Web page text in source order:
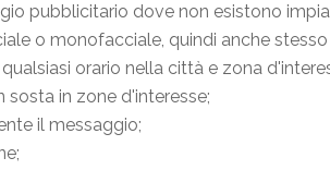
pubblicitario dove non esistono
o monofacciale, quindi anche
orario nella città e zona
sosta in zone d'interesse;
il messaggio;